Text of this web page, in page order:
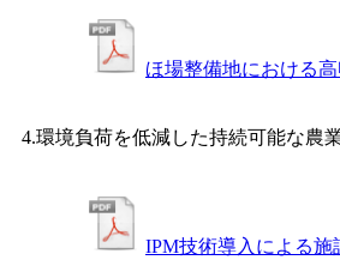
ほ場整備地における
4.環境負荷を低減した持続可能な農
IPM技術導入による施